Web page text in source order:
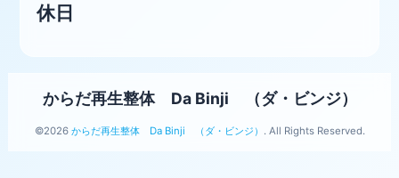
休日
からだ再生整体 Da Binji （ダ・ビンジ）
©2026 からだ再生整体 Da Binji （ダ・ビンジ） . All Rights Reserved.